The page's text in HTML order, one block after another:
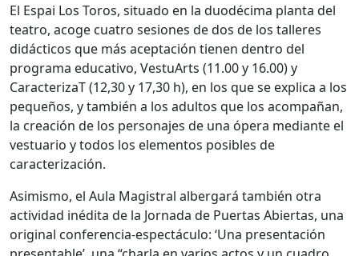
El Espai Los Toros, situado en la duodécima planta del
teatro, acoge cuatro sesiones de dos de los talleres
didácticos que más aceptación tienen dentro del
programa educativo, VestuArts (11.00 y 16.00) y
CaracterizaT (12,30 y 17,30 h), en los que se explica a los
pequeños, y también a los adultos que los acompañan,
la creación de los personajes de una ópera mediante el
vestuario y todos los elementos posibles de
caracterización.
Asimismo, el Aula Magistral albergará también otra
actividad inédita de la Jornada de Puertas Abiertas, una
original conferencia-espectáculo: ‘Una presentación